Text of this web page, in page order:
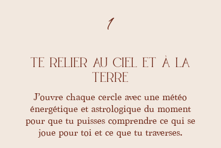
1
te relier au ciel et à la
terre
J’ouvre chaque cercle avec une météo
énergétique et astrologique du moment
pour que tu puisses comprendre ce qui se
joue pour toi et ce que tu traverses.